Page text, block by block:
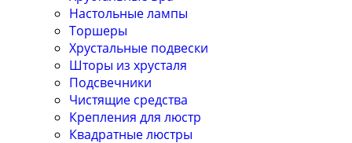
Настольные лампы
Торшеры
Хрустальные подвески
Шторы из хрусталя
Подсвечники
Чистящие средства
Крепления для люстр
Квадратные люстры